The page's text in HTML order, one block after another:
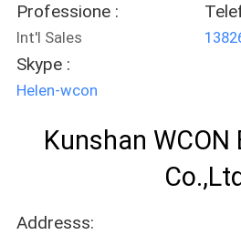
Professione :
Int'l Sales
Skype :
Helen-wcon
Kunshan
Co.,Ltd
Addresss: